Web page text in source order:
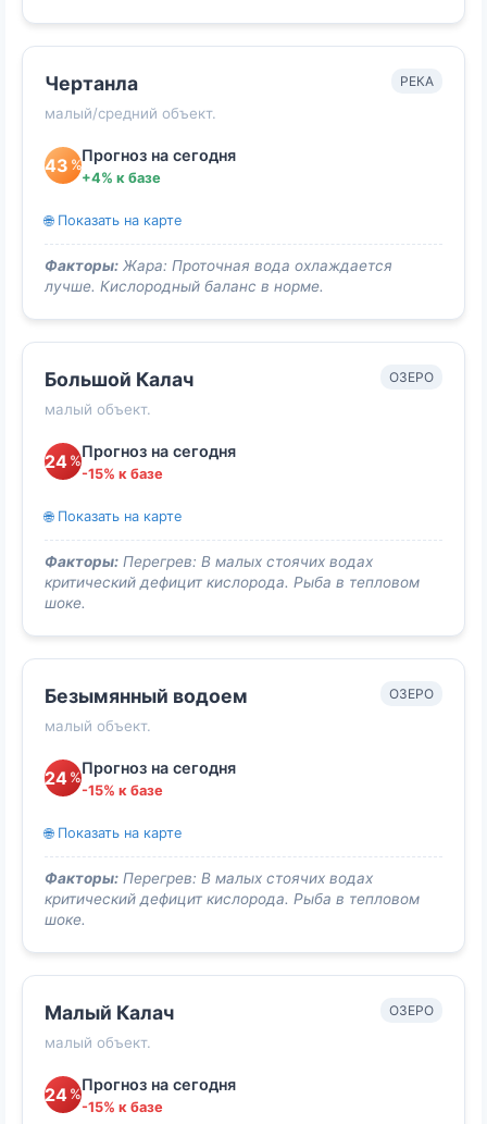
Чертанла
малый/средний объект.
РЕКА
43 %
Прогноз на сегодня
+4% к базе
🌐 Показать на карте
Факторы: Жара: Проточная вода охлаждается
лучше. Кислородный баланс в норме.
Большой Калач
малый объект.
ОЗЕРО
24 %
Прогноз на сегодня
-15% к базе
🌐 Показать на карте
Факторы: Перегрев: В малых стоячих водах
критический дефицит кислорода. Рыба в тепловом
шоке.
Безымянный водоем
малый объект.
ОЗЕРО
24 %
Прогноз на сегодня
-15% к базе
🌐 Показать на карте
Факторы: Перегрев: В малых стоячих водах
критический дефицит кислорода. Рыба в тепловом
шоке.
Малый Калач
малый объект.
ОЗЕРО
24 %
Прогноз на сегодня
-15% к базе